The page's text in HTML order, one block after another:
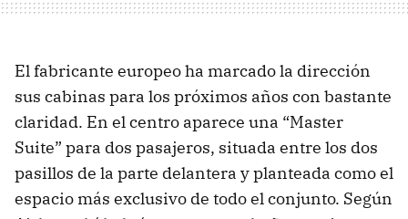
El fabricante europeo ha marcado la dirección
sus cabinas para los próximos años con bastante
claridad. En el centro aparece una “Master
Suite” para dos pasajeros, situada entre los dos
pasillos de la parte delantera y planteada como el
espacio más exclusivo de todo el conjunto. Según